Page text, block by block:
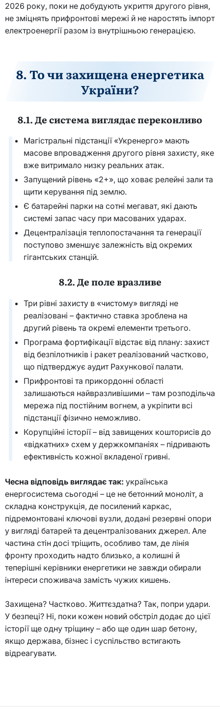
2026 року, поки не добудують укриття другого рівня,
не зміцнять прифронтові мережі й не наростять імпорт
електроенергії разом із внутрішньою генерацією.
8. То чи захищена енергетика
України?
8.1. Де система виглядає переконливо
Магістральні підстанції «Укренерго» мають
масове впровадження другого рівня захисту, яке
вже витримало низку реальних атак.
Запущений рівень «2+», що ховає релейні зали та
щити керування під землю.
Є батарейні парки на сотні мегават, які дають
системі запас часу при масованих ударах.
Децентралізація теплопостачання та генерації
поступово зменшує залежність від окремих
гігантських станцій.
8.2. Де поле вразливе
Три рівні захисту в «чистому» вигляді не
реалізовані – фактично ставка зроблена на
другий рівень та окремі елементи третього.
Програма фортифікації відстає від плану: захист
від безпілотників і ракет реалізований частково,
що підтверджує аудит Рахункової палати.
Прифронтові та прикордонні області
залишаються найвразливішими – там розподільча
мережа під постійним вогнем, а укріпити всі
підстанції фізично неможливо.
Корупційні історії – від завищених кошторисів до
«відкатних» схем у держкомпаніях – підривають
ефективність кожної вкладеної гривні.
Чесна відповідь виглядає так: українська
енергосистема сьогодні – це не бетонний моноліт, а
складна конструкція, де посилений каркас,
підремонтовані ключові вузли, додані резервні опори
у вигляді батарей та децентралізованих джерел. Але
частина стін досі тріщить, особливо там, де лінія
фронту проходить надто близько, а колишні й
теперішні керівники енергетики не завжди обирали
інтереси споживача замість чужих кишень.
Захищена? Частково. Життєздатна? Так, попри удари.
У безпеці? Ні, поки кожен новий обстріл додає до цієї
історії ще одну тріщину – або ще один шар бетону,
якщо держава, бізнес і суспільство встигають
відреагувати.